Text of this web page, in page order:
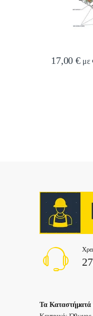
17,00€
Τα Καταστήματά